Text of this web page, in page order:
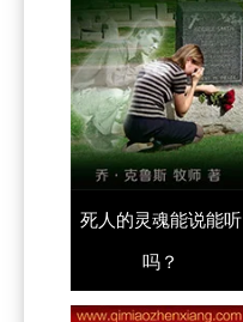
死人的灵魂能说能听
吗？